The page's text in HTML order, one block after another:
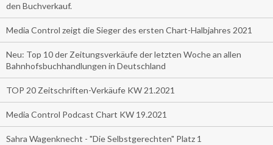
den Buchverkauf.
Media Control zeigt die Sieger des ersten Chart-Halbjahres 2021
Neu: Top 10 der Zeitungsverkäufe der letzten Woche an allen
Bahnhofsbuchhandlungen in Deutschland
TOP 20 Zeitschriften-Verkäufe KW 21.2021
Media Control Podcast Chart KW 19.2021
Sahra Wagenknecht - "Die Selbstgerechten" Platz 1